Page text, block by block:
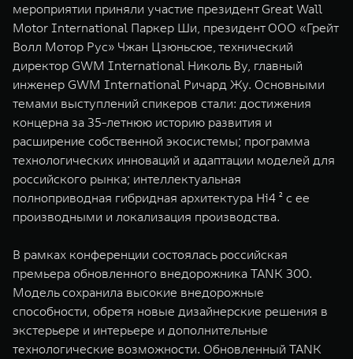
WEY 80
Масштаб возможностей
от 6 449 000 ₽
WEY 80 Лаундж
Масштаб возможностей
от 8 099 000 ₽
мероприятии приняли участие президент Great Wall
Motor International Паркер Ши, президент ООО «Грейт
Волл Мотор Рус» Чжан Цзюньсюе, технический
директор GWM International Николь Ву, главный
инженер GWM International Ричард Жу. Основными
темами выступлений спикеров стали: достижения
концерна за 35-летнюю историю развития и
расширение собственной экосистемы; программа
технологических инноваций и адаптации моделей для
российского рынка; интеллектуальная
полноприводная гибридная архитектура Hi4 ² с ее
производными и локализация производства.
В рамках конференции состоялась российская
премьера обновленного внедорожника TANK 300.
Модель сохранила высокие внедорожные
способности, обретя новые дизайнерские решения в
экстерьере и интерьере и дополнительные
технологические возможности. Обновленный TANK